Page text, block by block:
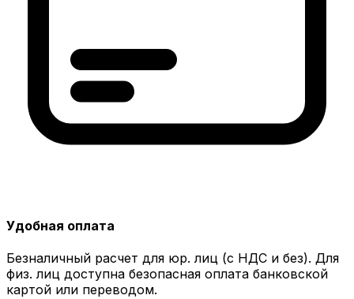
Удобная оплата
Безналичный расчет для юр. лиц (с НДС и без). Для
физ. лиц доступна безопасная оплата банковской
картой или переводом.